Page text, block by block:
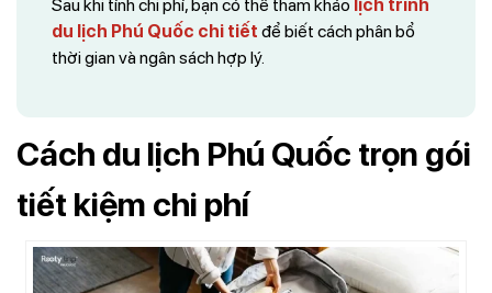
Sau khi tính chi phí, bạn có thể tham khảo lịch trình
du lịch Phú Quốc chi tiết để biết cách phân bổ
thời gian và ngân sách hợp lý.
Cách du lịch Phú Quốc trọn gói
tiết kiệm chi phí